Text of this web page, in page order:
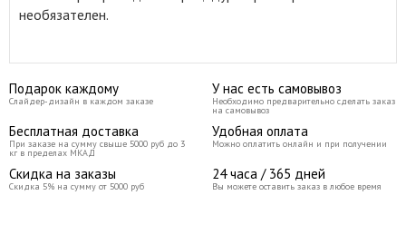
необязателен.
Подарок каждому
Слайдер-дизайн в каждом заказе
У нас есть самовывоз
Необходимо предварительно сделать заказ
на самовывоз
Бесплатная доставка
При заказе на сумму свыше 5000 руб до 3
кг в пределах МКАД
Удобная оплата
Можно оплатить онлайн и при получении
Скидка на заказы
Скидка 5% на сумму от 5000 руб
24 часа / 365 дней
Вы можете оставить заказ в любое время